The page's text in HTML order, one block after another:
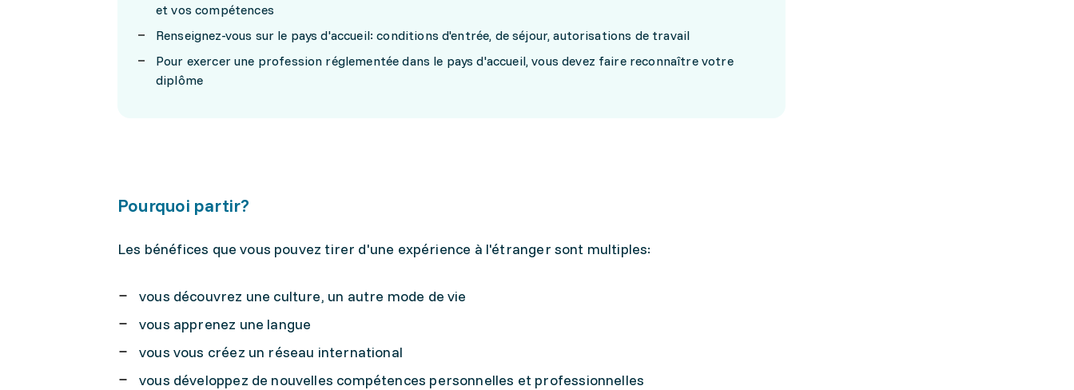
et vos compétences
Renseignez-vous sur le pays d'accueil: conditions d'entrée, de séjour, autorisations de travail
Pour exercer une profession réglementée dans le pays d'accueil, vous devez faire reconnaître votre
diplôme
Pourquoi partir?
Les bénéfices que vous pouvez tirer d'une expérience à l'étranger sont multiples:
vous découvrez une culture, un autre mode de vie
vous apprenez une langue
vous vous créez un réseau international
vous développez de nouvelles compétences personnelles et professionnelles